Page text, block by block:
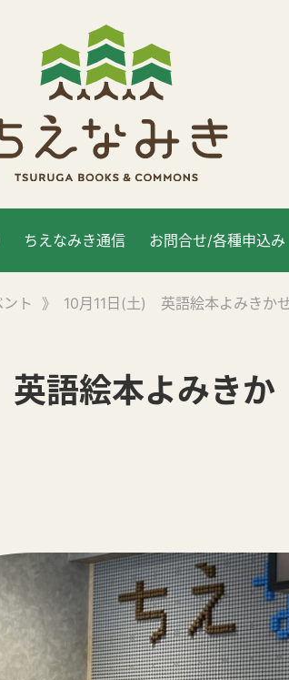
ちえなみき通信 お問合せ/各種申込み
ント 》 10月11日(土) 英語絵本よみきか
語絵本よみきか